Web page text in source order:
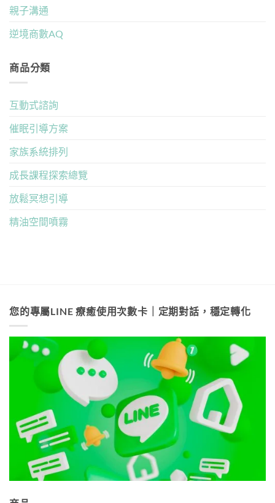
親子溝通
逆境商數AQ
商品分類
互動式諮詢
催眠引導方案
家族系統排列
成長課程探索總覽
放鬆冥想引導
精油空間噴霧
您的專屬LINE 療癒使用次數卡｜定期對話，穩定轉化